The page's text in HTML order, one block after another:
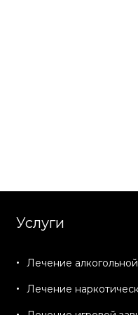
Лечение
Лечение
Услуги